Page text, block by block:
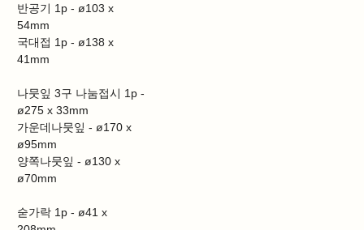
반공기 1p - ø103 x
54mm
국대접 1p - ø138 x
41mm
나뭇잎 3구 나눔접시 1p -
ø275 x 33mm
가운데나뭇잎 - ø170 x
ø95mm
양쪽나뭇잎 - ø130 x
ø70mm
숟가락 1p - ø41 x